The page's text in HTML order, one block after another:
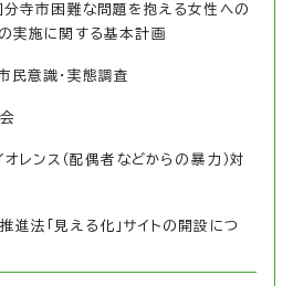
分寺市困難な問題を抱える女性への
実施に関する基本計画
民意識・実態調査
オレンス（配偶者などからの暴力）対
進法「見える化」サイトの開設につ